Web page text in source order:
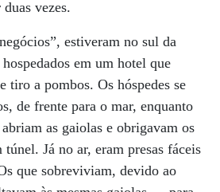
vezes.
estiveram no sul da
em um hotel que
tiro a pombos. Os hóspedes se
de frente para o mar, enquanto
as gaiolas e obrigavam os
Já no ar, eram presas fáceis
que sobreviviam, devido ao